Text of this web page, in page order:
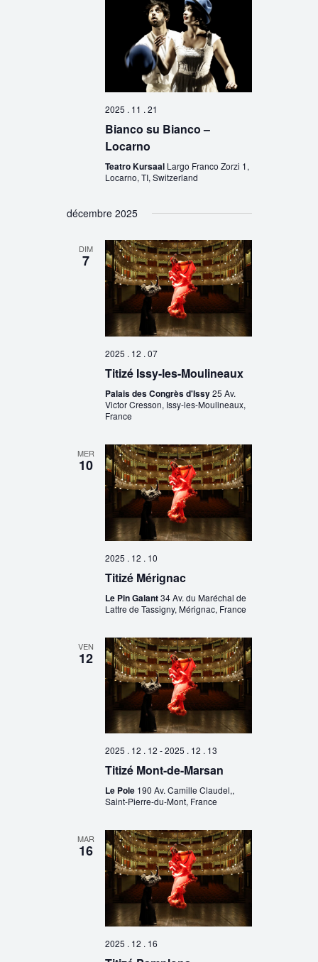
2025 . 11 . 21
Bianco su Bianco –
Locarno
Teatro Kursaal Largo Franco Zorzi 1,
Locarno, TI, Switzerland
décembre 2025
DIM
7
2025 . 12 . 07
Titizé Issy-les-Moulineaux
Palais des Congrès d'Issy25 Av.
Victor Cresson, Issy-les-Moulineaux,
France
MER
10
2025 . 12 . 10
Titizé Mérignac
Le Pin Galant34 Av. du Maréchal de
Lattre de Tassigny, Mérignac, France
VEN
12
2025 . 12 . 12 -2025 . 12 . 13
Titizé Mont-de-Marsan
Le Pole 190 Av. Camille Claudel,,
Saint-Pierre-du-Mont, France
MAR
16
2025 . 12 . 16